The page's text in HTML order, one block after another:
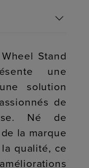
Stand
une
solution
de
Né de
la marque
qualité, ce